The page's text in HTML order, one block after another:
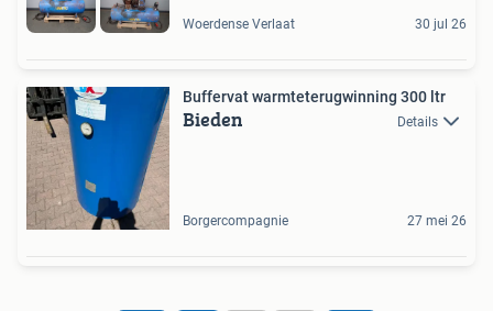
Woerdense Verlaat 30 jul 26
Buffervat warmteterugwinning 300 ltr
Bieden Details
Borgercompagnie 27 mei 26